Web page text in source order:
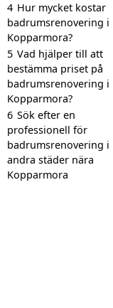
4 Hur mycket kostar
badrumsrenovering i
Kopparmora?
5 Vad hjälper till att
bestämma priset på
badrumsrenovering i
Kopparmora?
6 Sök efter en
professionell för
badrumsrenovering i
andra städer nära
Kopparmora